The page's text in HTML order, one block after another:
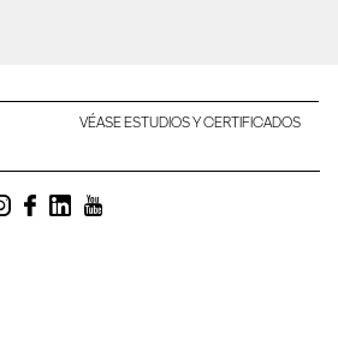
VÉASE ESTUDIOS Y CERTIFICADOS